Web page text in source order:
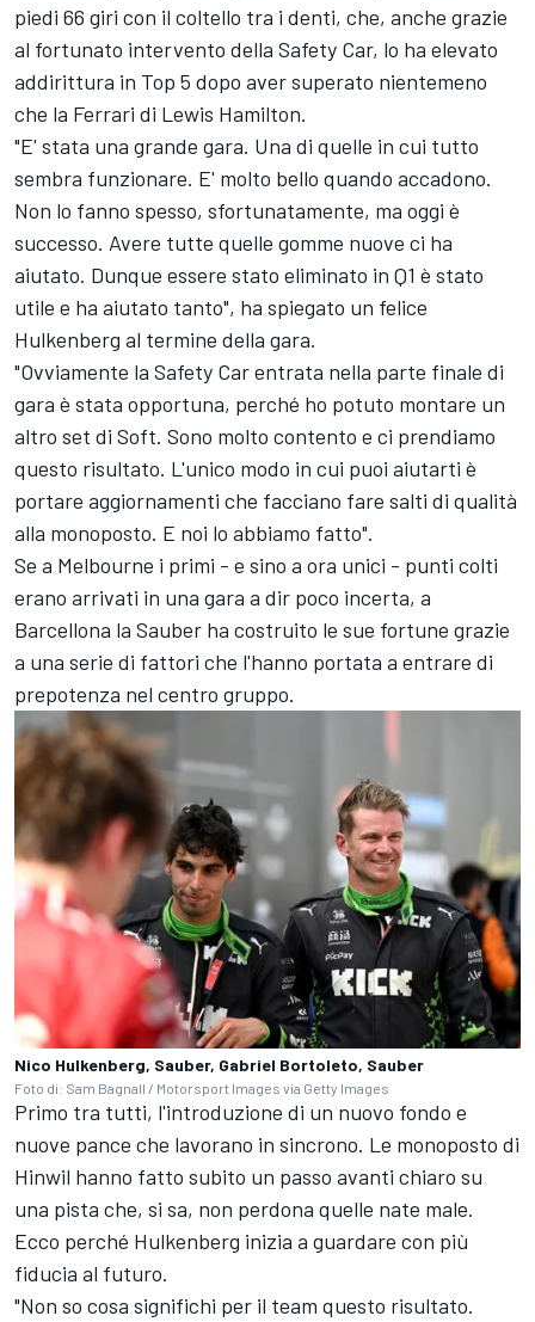
piedi 66 giri con il coltello tra i denti, che, anche grazie
al fortunato intervento della Safety Car, lo ha elevato
addirittura in Top 5 dopo aver superato nientemeno
che la Ferrari di Lewis Hamilton.
"E' stata una grande gara. Una di quelle in cui tutto
sembra funzionare. E' molto bello quando accadono.
Non lo fanno spesso, sfortunatamente, ma oggi è
successo. Avere tutte quelle gomme nuove ci ha
aiutato. Dunque essere stato eliminato in Q1 è stato
utile e ha aiutato tanto", ha spiegato un felice
Hulkenberg al termine della gara.
"Ovviamente la Safety Car entrata nella parte finale di
gara è stata opportuna, perché ho potuto montare un
altro set di Soft. Sono molto contento e ci prendiamo
questo risultato. L'unico modo in cui puoi aiutarti è
portare aggiornamenti che facciano fare salti di qualità
alla monoposto. E noi lo abbiamo fatto".
Se a Melbourne i primi - e sino a ora unici - punti colti
erano arrivati in una gara a dir poco incerta, a
Barcellona la Sauber ha costruito le sue fortune grazie
a una serie di fattori che l'hanno portata a entrare di
prepotenza nel centro gruppo.
Nico Hulkenberg, Sauber, Gabriel Bortoleto, Sauber
Foto di: Sam Bagnall / Motorsport Images via Getty Images
Primo tra tutti, l'introduzione di un nuovo fondo e
nuove pance che lavorano in sincrono. Le monoposto di
Hinwil hanno fatto subito un passo avanti chiaro su
una pista che, si sa, non perdona quelle nate male.
Ecco perché Hulkenberg inizia a guardare con più
fiducia al futuro.
"Non so cosa significhi per il team questo risultato.